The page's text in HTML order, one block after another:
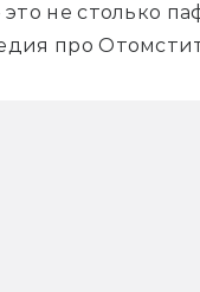
не столько
про